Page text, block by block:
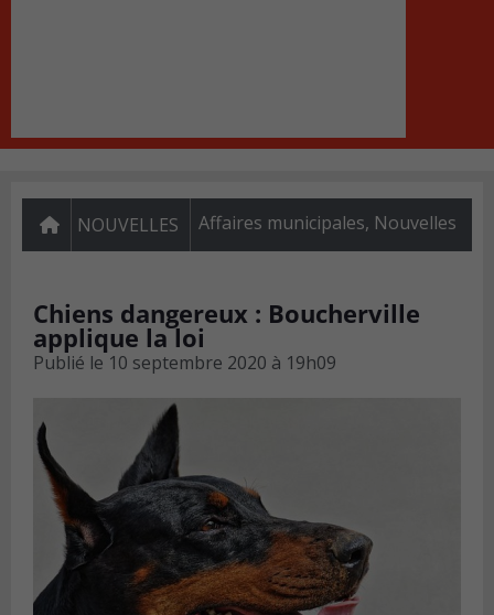
NOUVELLES Affaires municipales, Nouvelles
Chiens dangereux : Boucherville
applique la loi
Publié le 10 septembre 2020 à 19h09